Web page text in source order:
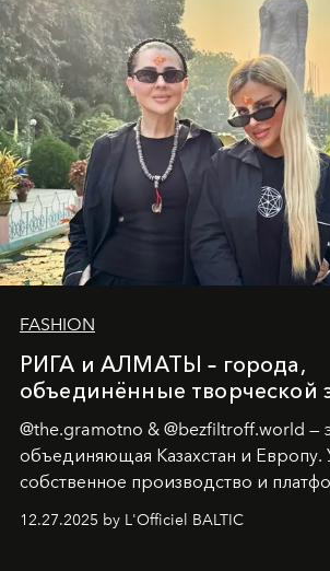
человеческих кризисов в
возрождения.
FASHION
РИГА и АЛМАТЫ – города,
объединённые творческой
@the.gramotno & @bezfiltroff.world —
объединяющая Казахстан и Европу.
собственное производство и
решения для дизайнеров и
12.27.2025 by L'Officiel BALTIC